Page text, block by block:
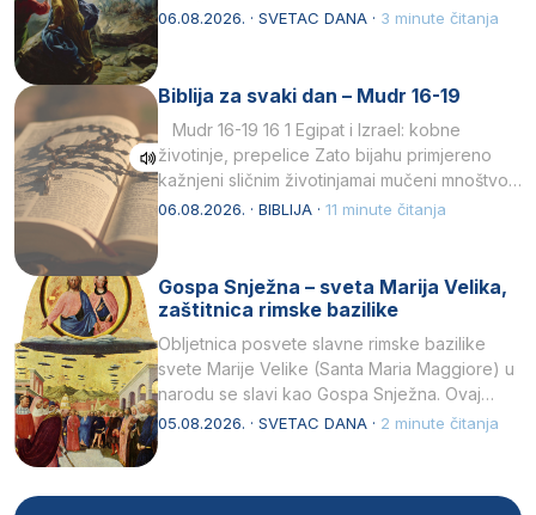
drugoj…
06.08.2026. · SVETAC DANA · 3 minute čitanja
Biblija za svaki dan – Mudr 16-19
Mudr 16-19 16 1 Egipat i Izrael: kobne
životinje, prepelice Zato bijahu primjereno
kažnjeni sličnim životinjamai mučeni mnoštvom
kukaca.2 A narod…
06.08.2026. · BIBLIJA · 11 minute čitanja
Gospa Snježna – sveta Marija Velika,
zaštitnica rimske bazilike
Obljetnica posvete slavne rimske bazilike
svete Marije Velike (Santa Maria Maggiore) u
narodu se slavi kao Gospa Snježna. Ovaj
naziv, Sancta Maria…
05.08.2026. · SVETAC DANA · 2 minute čitanja